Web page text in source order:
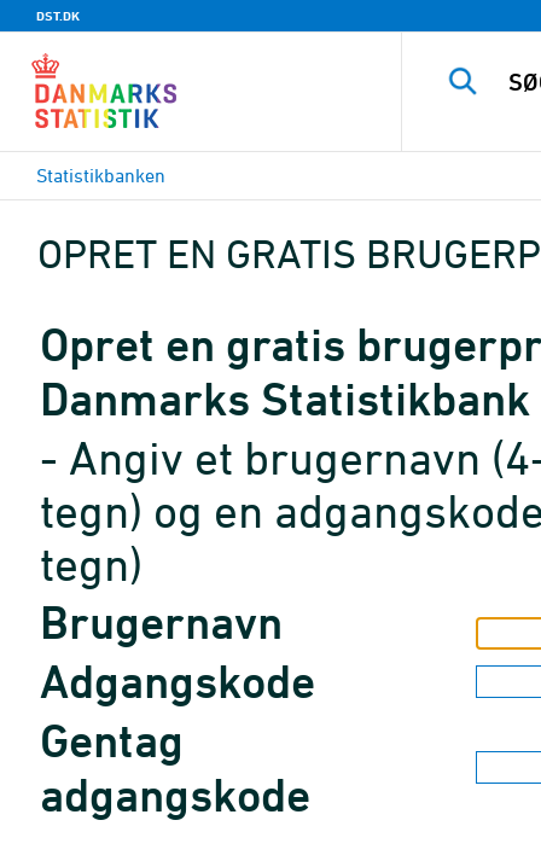
DST.DK
Statistikbanken
OPRET EN GRATIS
Opret en gratis
Danmarks Statistikbank
- Angiv et brugernavn
tegn) og en
tegn)
Brugernavn
Adgangskode
Gentag
adgangskode